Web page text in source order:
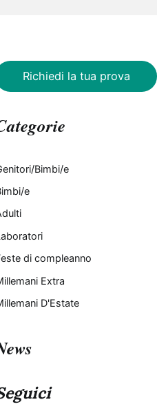
Richiedi la tua prova
Bimbi/e
e
di compleanno
Extra
D'Estate